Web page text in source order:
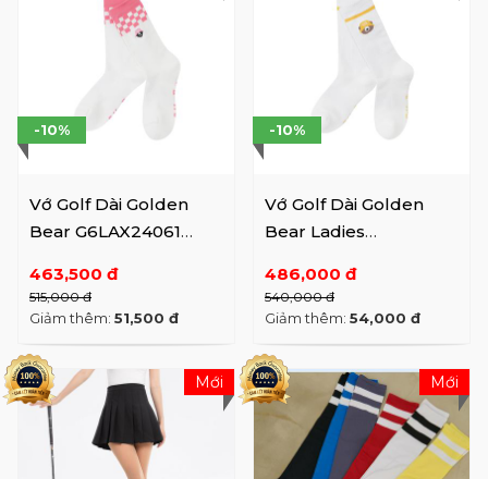
Vớ Golf Dài Golden
Bear G6LAX24061
463,500 đ
515,000 đ
-10%
Giảm thêm: 51,500 đ
Vớ Golf Dài Golden
Bear Ladies
486,000 đ
540,000 đ
-10%
Giảm thêm: 54,000 đ
Mới Mới